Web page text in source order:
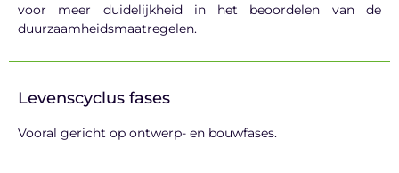
voor meer duidelijkheid in het beoordelen van de
duurzaamheidsmaatregelen.
Levenscyclus fases
Vooral gericht op ontwerp- en bouwfases.